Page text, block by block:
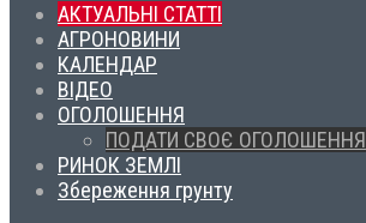
АКТУАЛЬНІ СТАТТІ
АГРОНОВИНИ
КАЛЕНДАР
ВІДЕО
ОГОЛОШЕННЯ
ПОДАТИ СВОЄ ОГОЛОШЕННЯ
РИНОК ЗЕМЛІ
Збереження грунту